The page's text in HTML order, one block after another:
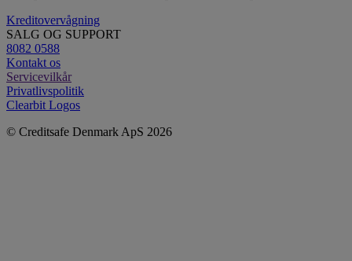
Kreditovervågning
SALG OG SUPPORT
8082 0588
Kontakt os
Servicevilkår
Privatlivspolitik
Clearbit Logos
© Creditsafe Denmark ApS 2026